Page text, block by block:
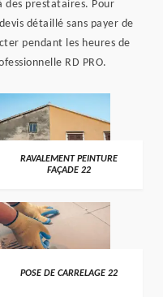
des prestataires. Pour
détaillé sans payer de
pendant les heures de
RD PRO.
RAVALEMENT PEINTURE
FAÇADE 22
POSE DE CARRELAGE 22